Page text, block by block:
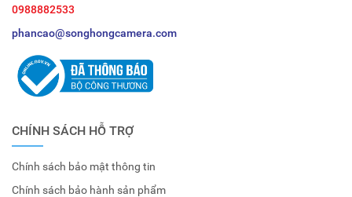
0988882533
phancao@songhongcamera.com
CHÍNH SÁCH HỖ TRỢ
Chính sách bảo mật thông tin
Chính sách bảo hành sản phẩm